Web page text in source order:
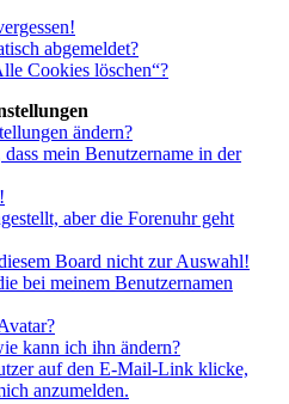
abgemeldet?
Cookies löschen“?
ändern?
mein Benutzername in der
aber die Forenuhr geht
Board nicht zur Auswahl!
bei meinem Benutzernamen
kann ich ihn ändern?
auf den E-Mail-Link klicke,
anzumelden.